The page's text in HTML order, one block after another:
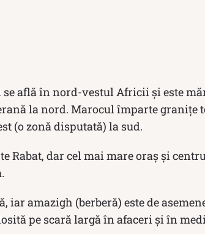
află în nord-vestul Africii și este
la nord. Marocul împarte granițe
(o zonă disputată) la sud.
Rabat, dar cel mai mare oraș și
iar amazigh (berberă) este de
pe scară largă în afaceri și în